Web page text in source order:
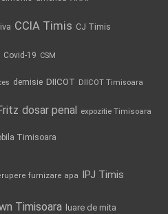
CCIA Timis CJ Timis
Covid-19 CSM
demisie DIICOT DIICOT Timisoara
dosar penal expozitie Timisoara
Timisoara
furnizare apa IPJ Timis
Timisoara luare de mita